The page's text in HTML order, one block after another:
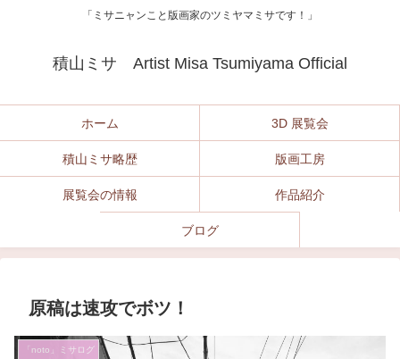
「ミサニャンこと版画家のツミヤマミサです！」
積山ミサ Artist Misa Tsumiyama Official
ホーム 3D 展覧会
積山ミサ略歴 版画工房
展覧会の情報 作品紹介
ブログ
原稿は速攻でボツ！
「noto」ミサログ